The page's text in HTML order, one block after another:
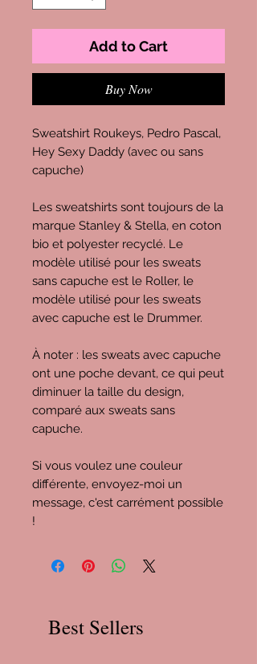
Add to Cart
Buy Now
Sweatshirt Roukeys, Pedro Pascal,
Hey Sexy Daddy (avec ou sans
capuche)
Les sweatshirts sont toujours de la
marque Stanley & Stella, en coton
bio et polyester recyclé. Le
modèle utilisé pour les sweats
sans capuche est le Roller, le
modèle utilisé pour les sweats
avec capuche est le Drummer.
À noter : les sweats avec capuche
ont une poche devant, ce qui peut
diminuer la taille du design,
comparé aux sweats sans
capuche.
Si vous voulez une couleur
différente, envoyez-moi un
message, c'est carrément possible
!
Best Sellers